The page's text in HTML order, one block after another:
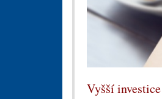
Vyšší investice